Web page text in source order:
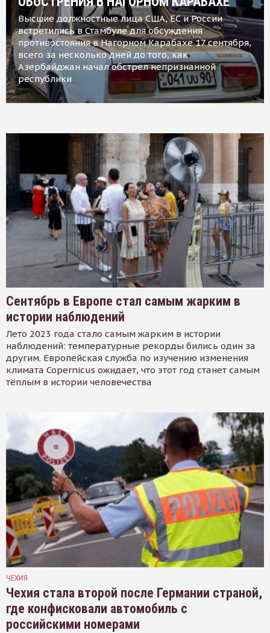
Высшие должностные лица США, ЕС и России
встретились в Стамбуле для обсуждения
противостояния в Нагорном Карабахе 17 сентября,
всего за несколько дней до того, как
Азербайджан начал обстрел непризнанной
республики
Сентябрь в Европе стал самым жарким в
истории наблюдений
Лето 2023 года стало самым жарким в истории
наблюдений: температурные рекорды бились один за
другим. Европейская служба по изучению изменения
климата Copernicus ожидает, что этот год станет самым
тёплым в истории человечества
ЧЕХИЯ
Чехия стала второй после Германии страной,
где конфисковали автомобиль с
российскими номерами